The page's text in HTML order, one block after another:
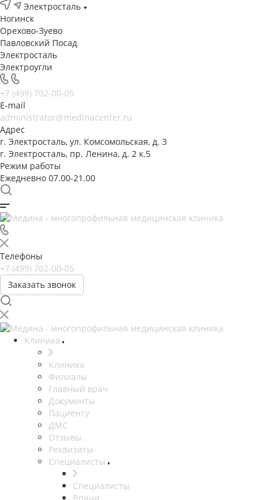
Электросталь
Ногинск
Орехово-Зуево
Павловский Посад
Электросталь
Электроугли
+7 (499) 702-00-05
E-mail
administrator@medinacenter.ru
Адрес
г. Электросталь, ул. Комсомольская, д. 3
г. Электросталь, пр. Ленина, д. 2 к.5
Режим работы
Ежедневно 07.00-21.00
Телефоны
+7 (499) 702-00-05
Заказать звонок
Клиника
Клиника
Филиалы
Главный врач
Документы
Пациенту
ДМС
Отзывы
Реквизиты
Специалисты
Специалисты